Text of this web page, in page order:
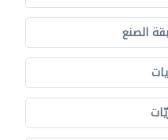
الصنع